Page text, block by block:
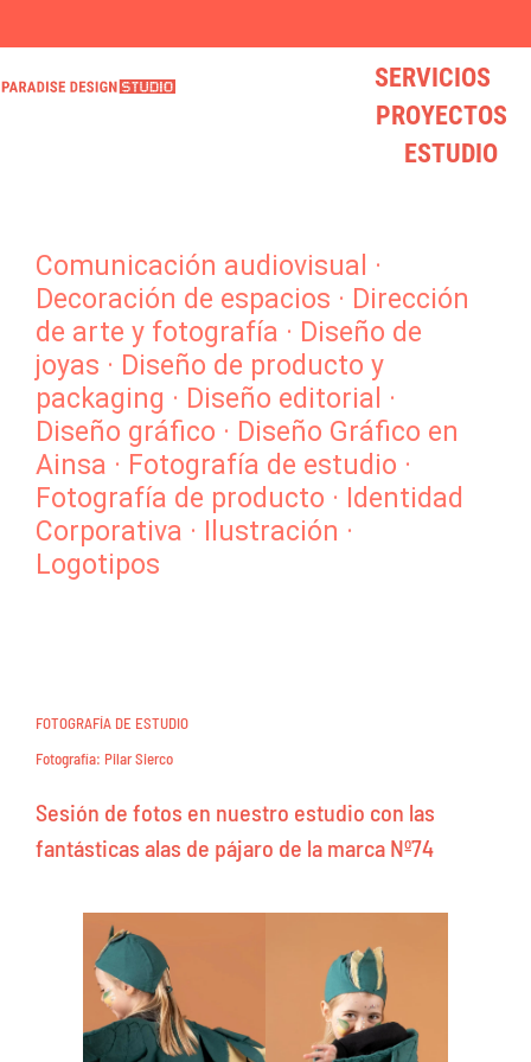
* VISITA NUESTRO LOVELY STORE * mucho diseño y mucho LOVE
¿BUSCAS UN DISEÑADOR? hola@paradisedesign.es
* VISITA NUESTRO LOVELY STORE * mucho diseño y mucho LOVE
¿BUSCAS UN DISEÑADOR? hola@paradisedesign.es
* VISITA NUESTRO LOVELY STORE * mucho diseño y mucho LOVE
¿BUSCAS UN DISEÑADOR? hola@paradisedesign.es
SERVICIOS
PROYECTOS
ESTUDIO
Comunicación audiovisual ·
Decoración de espacios · Dirección
de arte y fotografía · Diseño de
joyas · Diseño de producto y
packaging · Diseño editorial ·
Diseño gráfico · Diseño Gráfico en
Ainsa · Fotografía de estudio ·
Fotografía de producto · Identidad
Corporativa · Ilustración ·
Logotipos
FOTOGRAFÍA DE ESTUDIO
Fotografía: Pilar Sierco
Sesión de fotos en nuestro estudio con las
fantásticas alas de pájaro de la marca Nº74